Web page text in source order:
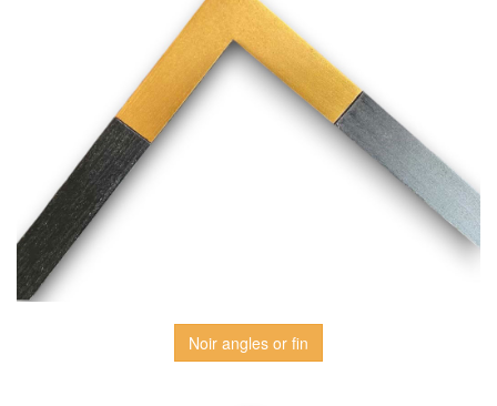
Noir angles or fin